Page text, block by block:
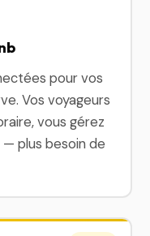
pour vos
Vos voyageurs
vous gérez
plus besoin de